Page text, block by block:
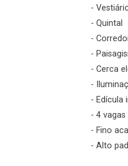
-
- Quintal
-
-
- Cerca
-
- Edícula
- 4
- Fino
- Alto